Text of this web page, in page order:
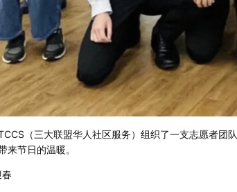
（三大联盟华人社区服务）组织了一支志愿者
来节日的温暖。